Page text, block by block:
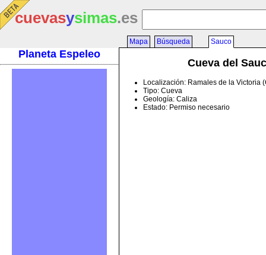
cuevasysimas.es
Planeta Espeleo
Mapa Búsqueda Sauco
Cueva del
Localización: Ramales de la Victoria
Tipo: Cueva
Geología: Caliza
Estado: Permiso necesario